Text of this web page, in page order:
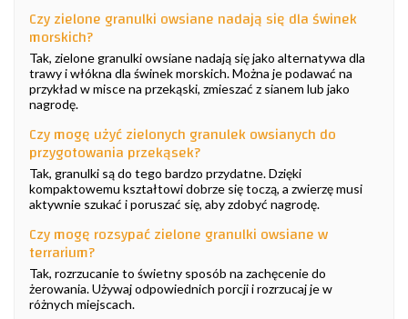
Czy zielone granulki owsiane nadają się dla świnek
morskich?
Tak, zielone granulki owsiane nadają się jako alternatywa dla
trawy i włókna dla świnek morskich. Można je podawać na
przykład w misce na przekąski, zmieszać z sianem lub jako
nagrodę.
Czy mogę użyć zielonych granulek owsianych do
przygotowania przekąsek?
Tak, granulki są do tego bardzo przydatne. Dzięki
kompaktowemu kształtowi dobrze się toczą, a zwierzę musi
aktywnie szukać i poruszać się, aby zdobyć nagrodę.
Czy mogę rozsypać zielone granulki owsiane w
terrarium?
Tak, rozrzucanie to świetny sposób na zachęcenie do
żerowania. Używaj odpowiednich porcji i rozrzucaj je w
różnych miejscach.